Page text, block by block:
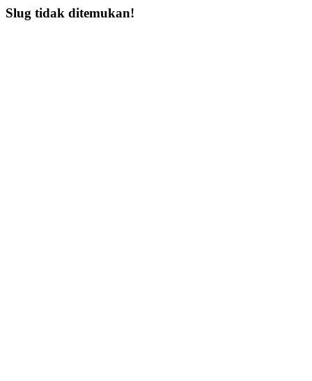
Slug tidak ditemukan!